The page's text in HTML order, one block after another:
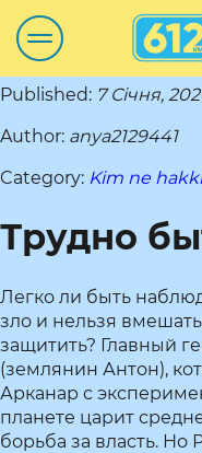
Published: 7 Січня,
Author: anya2129441
Category: Kim ne
Трудно
Легко ли быть
зло и нельзя
защитить? Главный
(землянин Антон),
Арканар с
планете царит
борьба за власть. Но